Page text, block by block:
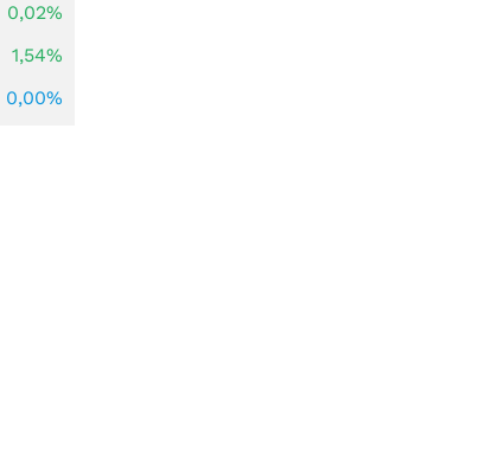
0,02%
1,54%
0,00%